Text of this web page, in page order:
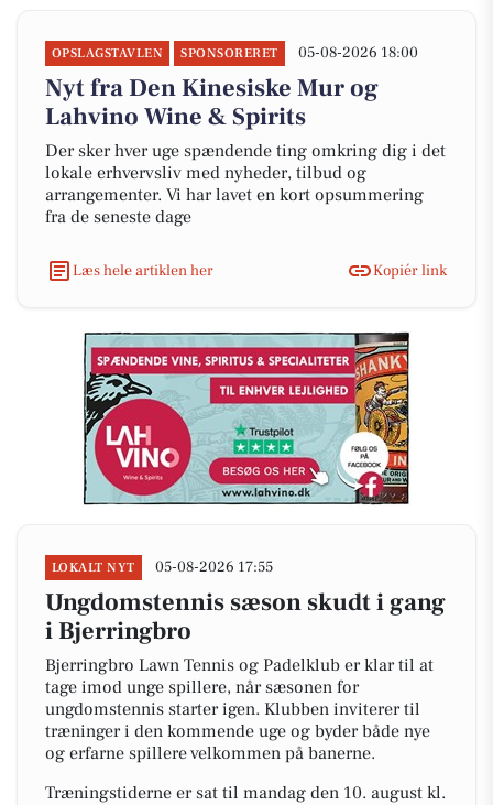
OPSLAGSTAVLEN SPONSORERET 05-08-2026 18:00
Nyt fra Den Kinesiske Mur og
Lahvino Wine & Spirits
Der sker hver uge spændende ting omkring dig i det
lokale erhvervsliv med nyheder, tilbud og
arrangementer. Vi har lavet en kort opsummering
fra de seneste dage
Læs hele artiklen her Kopiér link
LOKALT NYT 05-08-2026 17:55
Ungdomstennis sæson skudt i gang
i Bjerringbro
Bjerringbro Lawn Tennis og Padelklub er klar til at
tage imod unge spillere, når sæsonen for
ungdomstennis starter igen. Klubben inviterer til
træninger i den kommende uge og byder både nye
og erfarne spillere velkommen på banerne.
Træningstiderne er sat til mandag den 10. august kl.